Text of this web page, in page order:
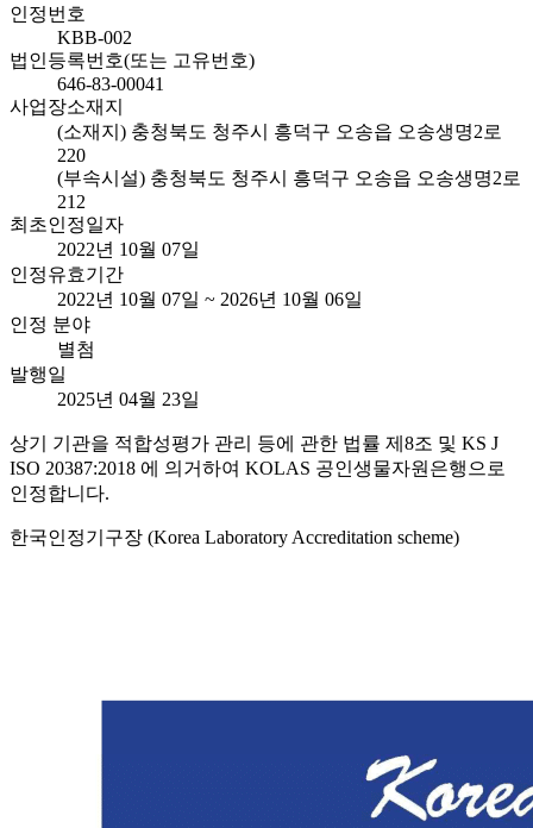
인정번호
KBB-002
법인등록번호(또는 고유번호)
646-83-00041
사업장소재지
(소재지) 충청북도 청주시 흥덕구 오송읍 오송생명2로
220
(부속시설) 충청북도 청주시 흥덕구 오송읍 오송생명2로
212
최초인정일자
2022년 10월 07일
인정유효기간
2022년 10월 07일 ~ 2026년 10월 06일
인정 분야
별첨
발행일
2025년 04월 23일
상기 기관을 적합성평가 관리 등에 관한 법률 제8조 및 KS J
ISO 20387:2018 에 의거하여 KOLAS 공인생물자원은행으로
인정합니다.
한국인정기구장 (Korea Laboratory Accreditation scheme)